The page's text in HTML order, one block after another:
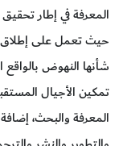
المعرفة في إطار
حيث تعمل على إطلاق
شأنها النهوض
تمكين الأجيال
المعرفة والبحث،